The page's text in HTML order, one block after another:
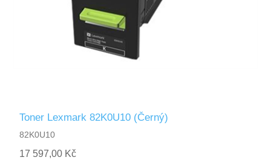
Toner Lexmark 82K0U10 (Černý)
82K0U10
17 597,00 Kč